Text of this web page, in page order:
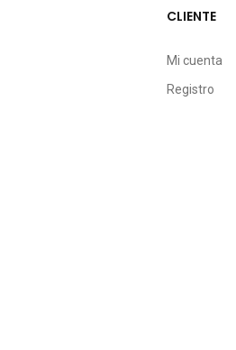
CLIENTE
Mi cuenta
Registro